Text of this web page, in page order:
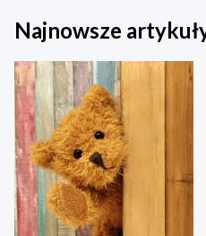
Najnowsze